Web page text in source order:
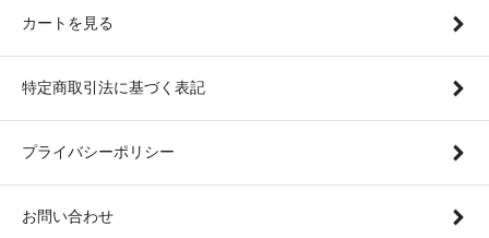
カートを見る
特定商取引法に基づく表記
プライバシーポリシー
お問い合わせ